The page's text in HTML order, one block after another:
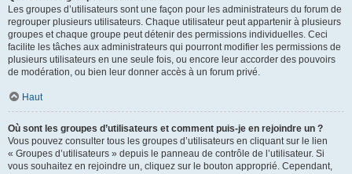
Les groupes d’utilisateurs sont une façon pour les administrateurs du forum de
regrouper plusieurs utilisateurs. Chaque utilisateur peut appartenir à plusieurs
groupes et chaque groupe peut détenir des permissions individuelles. Ceci
facilite les tâches aux administrateurs qui pourront modifier les permissions de
plusieurs utilisateurs en une seule fois, ou encore leur accorder des pouvoirs
de modération, ou bien leur donner accès à un forum privé.
Haut
Où sont les groupes d’utilisateurs et comment puis-je en rejoindre un ?
Vous pouvez consulter tous les groupes d’utilisateurs en cliquant sur le lien
« Groupes d’utilisateurs » depuis le panneau de contrôle de l’utilisateur. Si
vous souhaitez en rejoindre un, cliquez sur le bouton approprié. Cependant,